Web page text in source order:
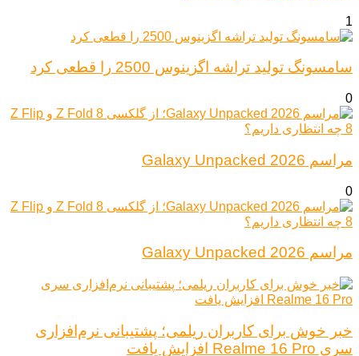
1
سامسونگ تولید تراشه اگزینوس 2500 را قطعی کرد
0
مراسم Galaxy Unpacked 2026
0
مراسم Galaxy Unpacked 2026
خبر خوش برای کاربران ریلمی؛ پشتیبانی نرم‌افزاری
سری Realme 16 Pro افزایش یافت